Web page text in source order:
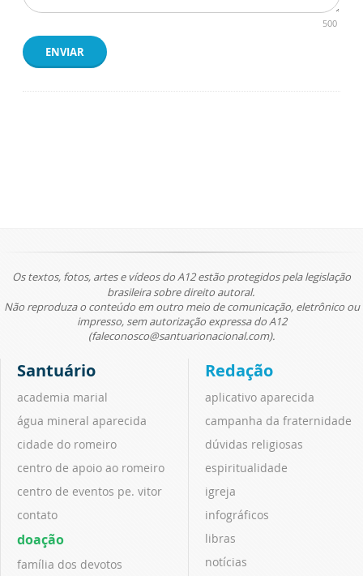
500
ENVIAR
Os textos, fotos, artes e vídeos do A12 estão protegidos pela legislação
brasileira sobre direito autoral.
Não reproduza o conteúdo em outro meio de comunicação, eletrônico ou
impresso, sem autorização expressa do A12
(faleconosco@santuarionacional.com).
Santuário
academia marial
água mineral aparecida
cidade do romeiro
centro de apoio ao romeiro
centro de eventos pe. vitor
contato
doação
família dos devotos
Redação
aplicativo aparecida
campanha da fraternidade
dúvidas religiosas
espiritualidade
igreja
infográficos
libras
notícias